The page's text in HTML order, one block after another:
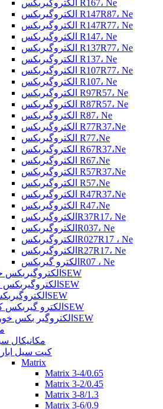
الکتروگیربکس R167، Ne
الکتروگیربکس R147R87، Ne
الکتروگیربکس R147R77، Ne
الکتروگیربکس R147، Ne
الکتروگیربکس R137R77، Ne
الکتروگیربکس R137، Ne
الکتروگیربکس R107R77، Ne
الکتروگیربکس R107، Ne
الکتروگیربکس R97R57، Ne
الکتروگیربکس R87R57، Ne
الکتروگیربکس R87، Ne
الکتروگیربکس R77R37،Ne
الکتروگیربکس R77،Ne
الکتروگیربکس R67R37،Ne
الکتروگیربکس R67،Ne
الکتروگیربکس R57R37،Ne
الکتروگیربکس R57،Ne
الکتروگیربکس R47R37،Ne
الکتروگیربکس R47،Ne
الکتروگیربکسR37R17، Ne
الکتروگیربکسR037، Ne
الکتروگیربکسR027R17 ، Ne
الکتروگیربکسR27R17، Ne
الکترو گیربکسR07 ، Ne
الکتروگیربکس حلزونیSEW
الکتروگیربکس صنعتیSEW
الکتروگیربکس آویزSEW
الکترو گیربکس کرانویلSEW
الکتروگیر بکس خورشیدیSEW
مکانیکال
کیت سیل ابارا
Matrix
Matrix 3-4/0.65
Matrix 3-2/0.45
Matrix 3-8/1.3
Matrix 3-6/0.9